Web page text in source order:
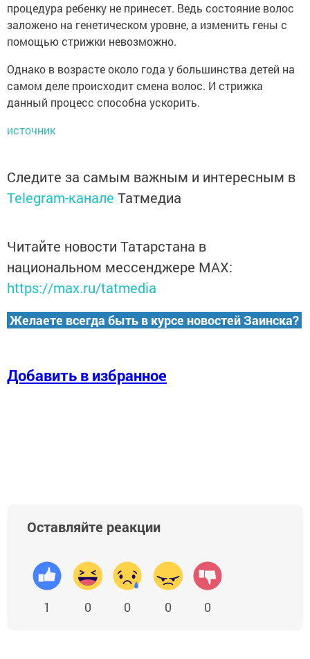
процедура ребенку не принесет. Ведь состояние волос
заложено на генетическом уровне, а изменить гены с
помощью стрижки невозможно.
Однако в возрасте около года у большинства детей на
самом деле происходит смена волос. И стрижка
данный процесс способна ускорить.
источник
Следите за самым важным и интересным в
Telegram-канале Татмедиа
Читайте новости Татарстана в
национальном мессенджере MАХ:
https://max.ru/tatmedia
Желаете всегда быть в курсе новостей Заинска?
Добавить в избранное
Оставляйте реакции
1 0 0 0 0